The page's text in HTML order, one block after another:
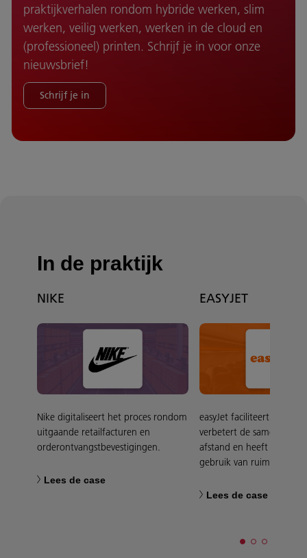
praktijkverhalen rondom hybride werken, slim
werken, veilig werken, werken in de cloud en
(professioneel) printen. Schrijf je in voor onze
nieuwsbrief!
Schrijf je in
In de praktijk
NIKE
Nike digitaliseert het proces rondom
uitgaande retailfacturen en
orderontvangstbevestigingen.
Lees de case
EASYJET
easyJet faciliteert
verbetert de
afstand en heeft grip op
gebruik van ruimtes.
Lees de case